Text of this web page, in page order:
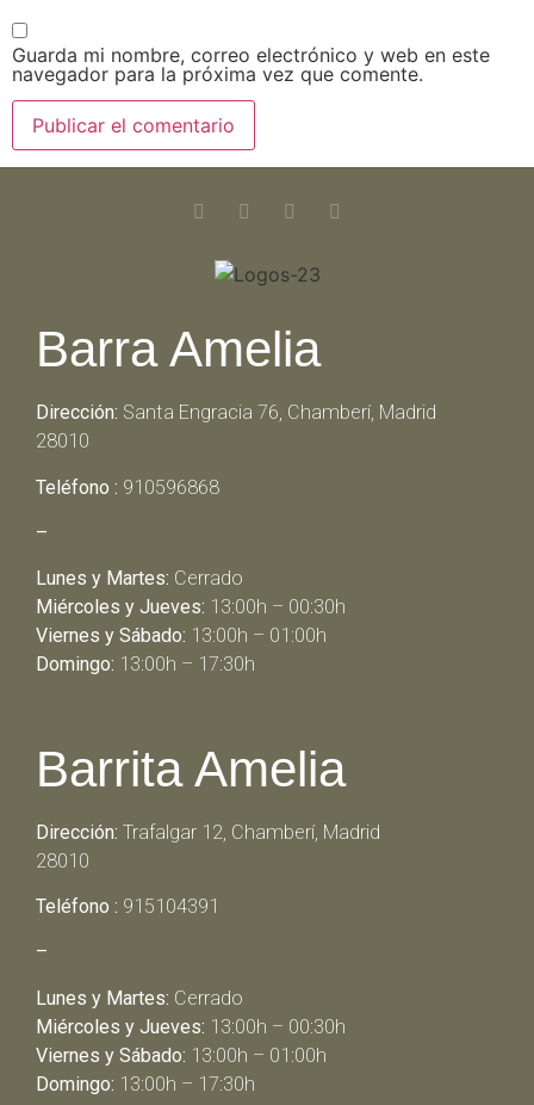
Guarda mi nombre, correo electrónico y web en este
navegador para la próxima vez que comente.
Barra Amelia
Dirección: Santa Engracia 76, Chamberí, Madrid
28010
Teléfono : 910596868
–
Lunes y Martes: Cerrado
Miércoles y Jueves: 13:00h – 00:30h
Viernes y Sábado: 13:00h – 01:00h
Domingo: 13:00h – 17:30h
Barrita Amelia
Dirección: Trafalgar 12, Chamberí, Madrid
28010
Teléfono : 915104391
–
Lunes y Martes: Cerrado
Miércoles y Jueves: 13:00h – 00:30h
Viernes y Sábado: 13:00h – 01:00h
Domingo: 13:00h – 17:30h